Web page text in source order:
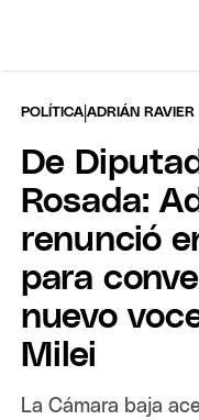
POLÍTICA |ADRIÁN RAVIER
De
Rosada:
renunció
para
nuevo
Milei
La Cámara baja